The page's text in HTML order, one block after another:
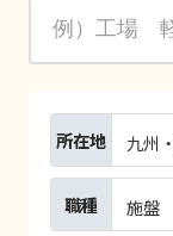
所在地 九州
職種 施盤